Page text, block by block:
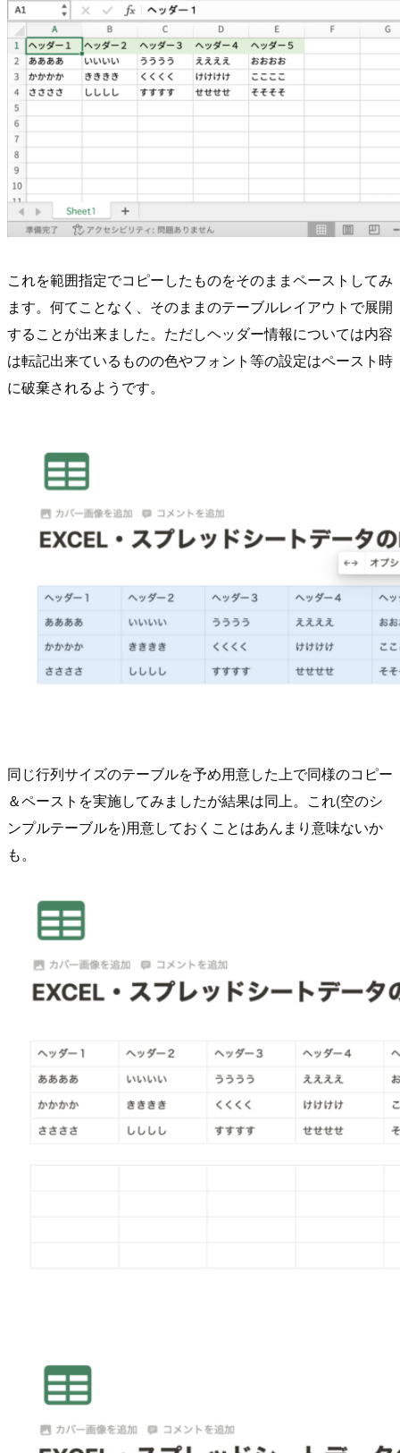
これを範囲指定でコピーしたものをそのままペーストしてみ
ます。何てことなく、そのままのテーブルレイアウトで展開
することが出来ました。ただしヘッダー情報については内容
は転記出来ているものの色やフォント等の設定はペースト時
に破棄されるようです。
同じ行列サイズのテーブルを予め用意した上で同様のコピー
＆ペーストを実施してみましたが結果は同上。これ(空のシ
ンプルテーブルを)用意しておくことはあんまり意味ないか
も。